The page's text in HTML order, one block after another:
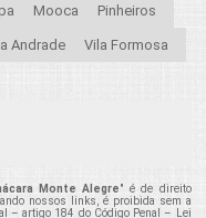
Mooca Pinheiros
Andrade Vila Formosa
Monte Alegre" é de direito
nossos links, é proibida sem a
– artigo 184 do Código Penal –
Lei